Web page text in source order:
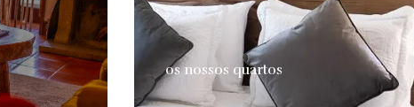
os nossos quartos